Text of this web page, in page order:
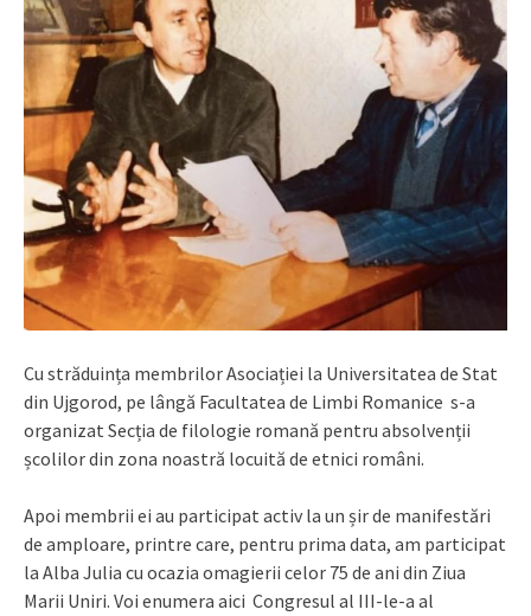
Cu străduința membrilor Asociației la Universitatea de Stat
din Ujgorod, pe lângă Facultatea de Limbi Romanice s-a
organizat Secția de filologie romană pentru absolvenții
școlilor din zona noastră locuită de etnici români.
Apoi membrii ei au participat activ la un șir de manifestări
de amploare, printre care, pentru prima data, am participat
la Alba Julia cu ocazia omagierii celor 75 de ani din Ziua
Marii Uniri. Voi enumera aici Congresul al III-le-a al